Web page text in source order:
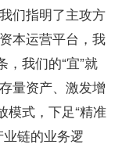
们指明了主攻方
本运营平台，我
，我们的“宜”就
量资产、激发增
模式，下足“精准
链的业务逻